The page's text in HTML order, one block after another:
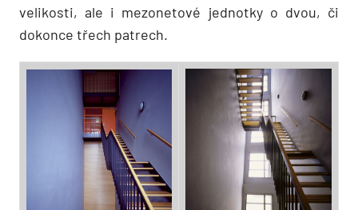
velikosti, ale i mezonetové jednotky o dvou, či
dokonce třech patrech.